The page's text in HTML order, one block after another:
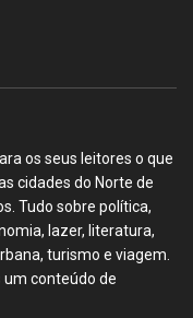
os seus leitores o que
cidades do Norte de
Tudo sobre política,
lazer, literatura,
turismo e viagem.
conteúdo de